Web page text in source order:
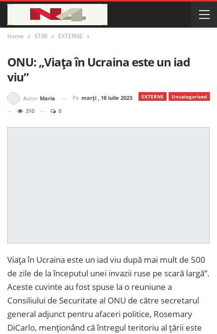
Home STIRI EXTERNE
ONU: „Viața în Ucraina este un iad
viu”
EXTERNE Uncategorized
Autor Maria Pe marți , 18 iulie 2023
310
0
Viața în Ucraina este un iad viu după mai mult de 500
de zile de la începutul unei invazii ruse pe scară largă”.
Aceste cuvinte au fost spuse la o reuniune a
Consiliului de Securitate al ONU de către secretarul
general adjunct pentru afaceri politice, Rosemary
DiCarlo, menționând că întregul teritoriu al țării este